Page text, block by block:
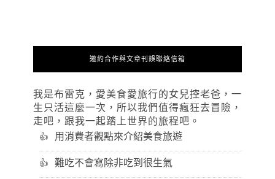
邀約合作與文章刊誤聯絡信箱
我是布雷克，愛美食愛旅行的女兒控老爸，一
生只活這麼一次，所以我們值得瘋狂去冒險，
走吧，跟我一起踏上世界的旅程吧。
用消費者觀點來介紹美食旅遊
難吃不會寫除非吃到很生氣